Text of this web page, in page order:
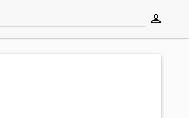
perm_identity